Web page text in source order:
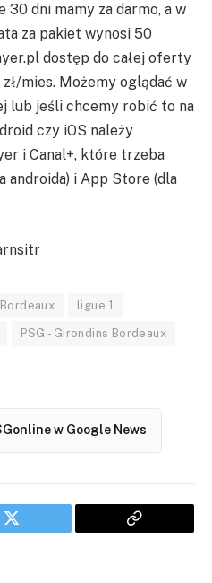
dni mamy za darmo, a w
za pakiet wynosi 50
dostęp do całej oferty
mies. Możemy oglądać w
lub jeśli chcemy robić to na
czy iOS należy
i Canal+, które trzeba
androida) i App Store (dla
ligue 1
PSG - Girondins Bordeaux
w Google News
Twitter
Copy